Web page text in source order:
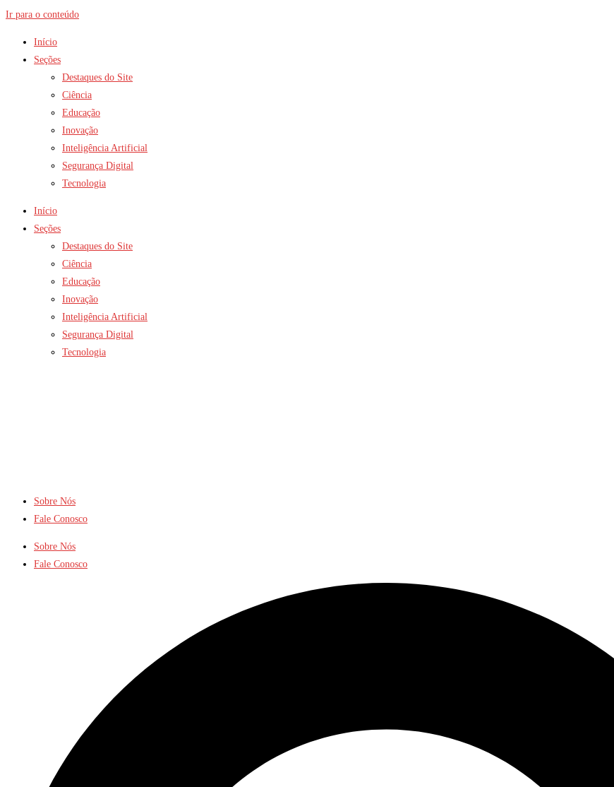
Ir para o conteúdo
Início
Seções
Destaques do Site
Ciência
Educação
Inovação
Inteligência Artificial
Segurança Digital
Tecnologia
Início
Seções
Destaques do Site
Ciência
Educação
Inovação
Inteligência Artificial
Segurança Digital
Tecnologia
Sobre Nós
Fale Conosco
Sobre Nós
Fale Conosco